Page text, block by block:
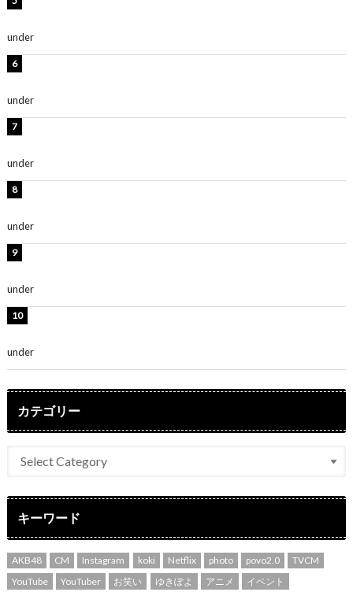
under
under
under
under
under
under
カテゴリー
キーワード
AKB48 CM Instagram koki Netflix photo povo2.0
TVCM
YouTube
YouTuber お笑い ゆきぽよ アニメ
イベント